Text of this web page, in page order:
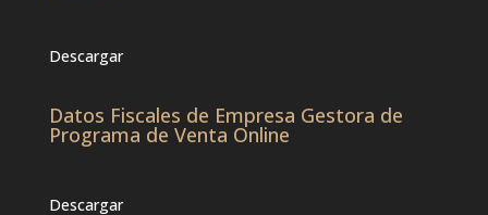
Descargar
Datos Fiscales de Empresa Gestora de
Programa de Venta Online
Descargar